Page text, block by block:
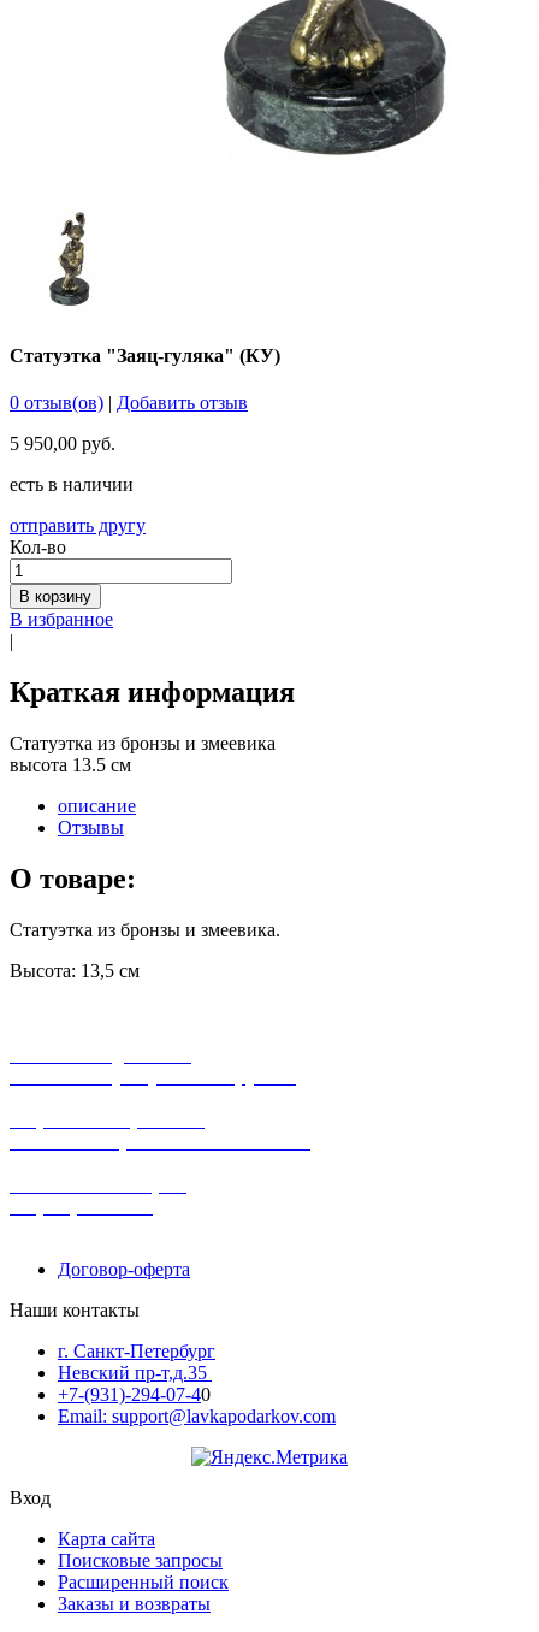
Статуэтка "Заяц-гуляка" (КУ)
0 отзыв(ов) | Добавить отзыв
5 950,00 руб.
есть в наличии
отправить другу
Кол-во
В корзину
В избранное
|
Краткая информация
Статуэтка из бронзы и змеевика
высота 13.5 см
описание
Отзывы
О товаре:
Статуэтка из бронзы и змеевика.
Высота: 13,5 см
Договор-оферта
Наши контакты
г. Санкт-Петербург
Невский пр-т,д.35
+7-(931)-294-07-40
Email: support@lavkapodarkov.com
Вход
Карта сайта
Поисковые запросы
Расширенный поиск
Заказы и возвраты